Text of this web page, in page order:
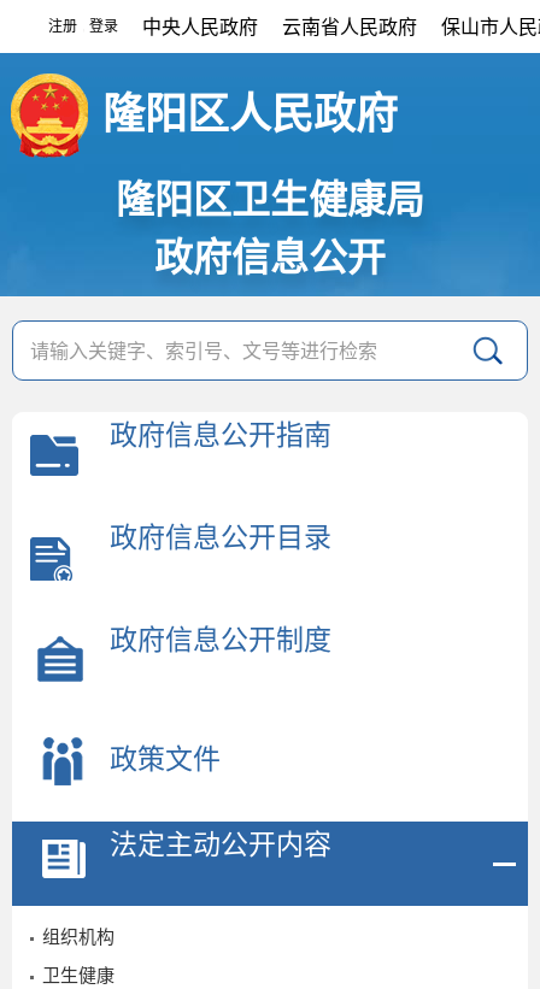
注册 登录 中央人民政府 云南省人民政府 保山市人
隆阳区人民政府
隆阳区卫生健康局
政府信息公开
政府信息公开指南
政府信息公开目录
政府信息公开制度
政策文件
法定主动公开内容
组织机构
卫生健康